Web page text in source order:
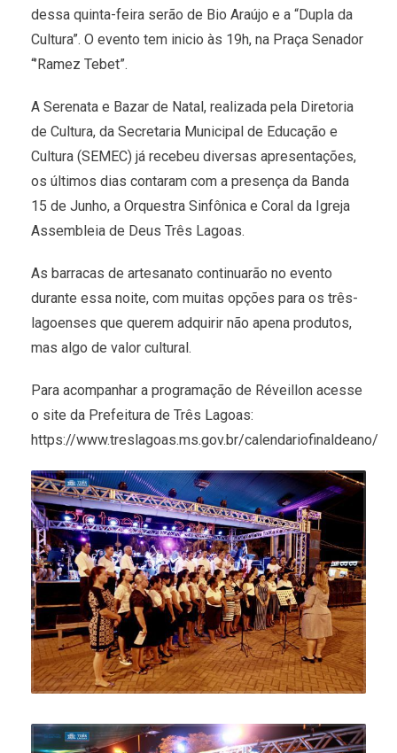
dessa quinta-feira serão de Bio Araújo e a “Dupla da
Cultura”. O evento tem inicio às 19h, na Praça Senador
“’Ramez Tebet”.
A Serenata e Bazar de Natal, realizada pela Diretoria
de Cultura, da Secretaria Municipal de Educação e
Cultura (SEMEC) já recebeu diversas apresentações,
os últimos dias contaram com a presença da Banda
15 de Junho, a Orquestra Sinfônica e Coral da Igreja
Assembleia de Deus Três Lagoas.
As barracas de artesanato continuarão no evento
durante essa noite, com muitas opções para os três-
lagoenses que querem adquirir não apena produtos,
mas algo de valor cultural.
Para acompanhar a programação de Réveillon acesse
o site da Prefeitura de Três Lagoas:
https://www.treslagoas.ms.gov.br/calendariofinaldeano/